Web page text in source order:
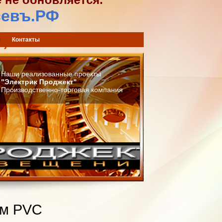
42-02
Контакты
Наши реализованные проекты
"Электрик Проджект"
Производственно-торговая компания
PVC